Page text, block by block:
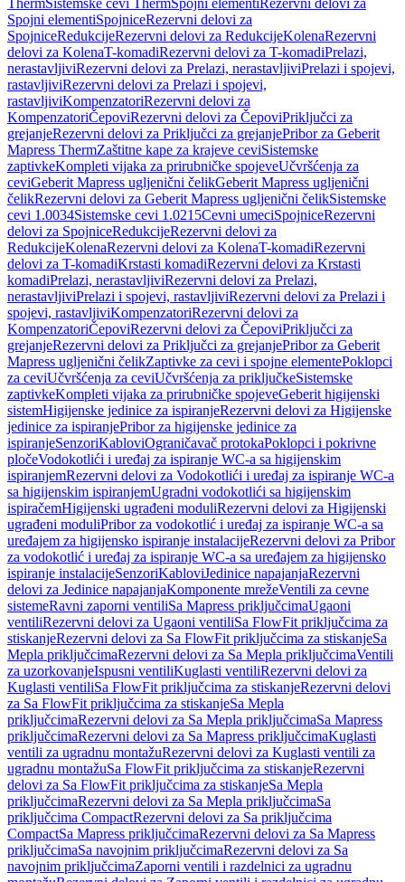
ThermSistemske cevi ThermSpojni elementi Rezervni delovi za
Spojni elementiSpojniceRezervni delovi za
SpojniceRedukcijeRezervni delovi za RedukcijeKolenaRezervni
delovi za KolenaT-komadiRezervni delovi za T-komadiPrelazi,
nerastavljiviRezervni delovi za Prelazi, nerastavljiviPrelazi i spojevi,
rastavljiviRezervni delovi za Prelazi i spojevi,
rastavljiviKompenzatoriRezervni delovi za
KompenzatoriČepoviRezervni delovi za ČepoviPriključci za
grejanjeRezervni delovi za Priključci za grejanjePribor za Geberit
Mapress ThermZaštitne kape za krajeve ceviSistemske
zaptivkeKompleti vijaka za prirubničke spojeveUčvršćenja za
ceviGeberit Mapress ugljenični čelikGeberit Mapress ugljenični
čelikRezervni delovi za Geberit Mapress ugljenični čelikSistemske
cevi 1.0034Sistemske cevi 1.0215Cevni umeciSpojniceRezervni
delovi za SpojniceRedukcijeRezervni delovi za
RedukcijeKolenaRezervni delovi za KolenaT-komadiRezervni
delovi za T-komadiKrstasti komadiRezervni delovi za Krstasti
komadiPrelazi, nerastavljiviRezervni delovi za Prelazi,
nerastavljiviPrelazi i spojevi, rastavljiviRezervni delovi za Prelazi i
spojevi, rastavljiviKompenzatoriRezervni delovi za
KompenzatoriČepoviRezervni delovi za ČepoviPriključci za
grejanjeRezervni delovi za Priključci za grejanjePribor za Geberit
Mapress ugljenični čelikZaptivke za cevi i spojne elementePoklopci
za ceviUčvršćenja za ceviUčvršćenja za priključkeSistemske
zaptivkeKompleti vijaka za prirubničke spojeveGeberit higijenski
sistemHigijenske jedinice za ispiranjeRezervni delovi za Higijenske
jedinice za ispiranjePribor za higijenske jedinice za
ispiranjeSenzoriKabloviOgraničavač protokaPoklopci i pokrivne
pločeVodokotlići i uređaj za ispiranje WC-a sa higijenskim
ispiranjemRezervni delovi za Vodokotlići i uređaj za ispiranje WC-a
sa higijenskim ispiranjemUgradni vodokotlići sa higijenskim
ispiračemHigijenski ugrađeni moduliRezervni delovi za Higijenski
ugrađeni moduliPribor za vodokotlić i uređaj za ispiranje WC-a sa
uređajem za higijensko ispiranje instalacijeRezervni delovi za Pribor
za vodokotlić i uređaj za ispiranje WC-a sa uređajem za higijensko
ispiranje instalacijeSenzoriKabloviJedinice napajanjaRezervni
delovi za Jedinice napajanjaKomponente mrežeVentili za cevne
sistemeRavni zaporni ventiliSa Mapress priključcimaUgaoni
ventiliRezervni delovi za Ugaoni ventiliSa FlowFit priključcima za
stiskanjeRezervni delovi za Sa FlowFit priključcima za stiskanjeSa
Mepla priključcimaRezervni delovi za Sa Mepla priključcimaVentili
za uzorkovanjeIspusni ventiliKuglasti ventiliRezervni delovi za
Kuglasti ventiliSa FlowFit priključcima za stiskanjeRezervni delovi
za Sa FlowFit priključcima za stiskanjeSa Mepla
priključcimaRezervni delovi za Sa Mepla priključcimaSa Mapress
priključcimaRezervni delovi za Sa Mapress priključcimaKuglasti
ventili za ugradnu montažuRezervni delovi za Kuglasti ventili za
ugradnu montažuSa FlowFit priključcima za stiskanjeRezervni
delovi za Sa FlowFit priključcima za stiskanjeSa Mepla
priključcimaRezervni delovi za Sa Mepla priključcimaSa
priključcima CompactRezervni delovi za Sa priključcima
CompactSa Mapress priključcimaRezervni delovi za Sa Mapress
priključcimaSa navojnim priključcimaRezervni delovi za Sa
navojnim priključcimaZaporni ventili i razdelnici za ugradnu